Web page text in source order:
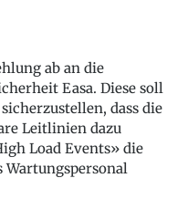
ab an die
Easa. Diese soll
dass die
Leitlinien dazu
Load Events» die